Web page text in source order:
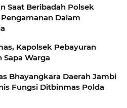
Saat Beribadah Polsek
Dalam
Kapolsek Pebayuran
Warga
Bhayangkara Daerah Jambi
Fungsi Ditbinmas Polda